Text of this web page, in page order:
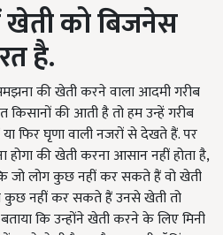
को बिजनेस
है.
की खेती करने वाला आदमी गरीब
किसानों की आती है तो हम उन्हें गरीब
फिर घृणा वाली नजरों से देखते हैं. पर
की खेती करना आसान नहीं होता है,
जो लोग कुछ नहीं कर सकते हैं वो खेती
कुछ नहीं कर सकते हैं उनसे खेती तो
कि उन्होंने खेती करने के लिए मिनी